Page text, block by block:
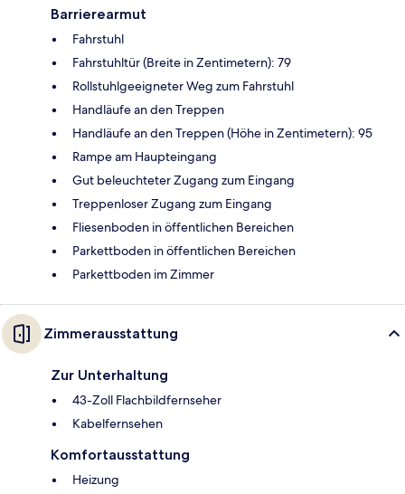
Barrierearmut
Fahrstuhl
Fahrstuhltür (Breite in Zentimetern): 79
Rollstuhlgeeigneter Weg zum Fahrstuhl
Handläufe an den Treppen
Handläufe an den Treppen (Höhe in Zentimetern): 95
Rampe am Haupteingang
Gut beleuchteter Zugang zum Eingang
Treppenloser Zugang zum Eingang
Fliesenboden in öffentlichen Bereichen
Parkettboden in öffentlichen Bereichen
Parkettboden im Zimmer
Zimmerausstattung
Zur Unterhaltung
43-Zoll Flachbildfernseher
Kabelfernsehen
Komfortausstattung
Heizung